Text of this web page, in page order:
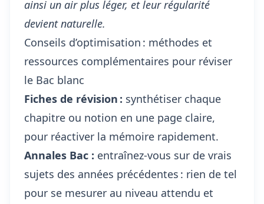
ainsi un air plus léger, et leur régularité
devient naturelle.
Conseils d’optimisation : méthodes et
ressources complémentaires pour réviser
le Bac blanc
Fiches de révision : synthétiser chaque
chapitre ou notion en une page claire,
pour réactiver la mémoire rapidement.
Annales Bac : entraînez-vous sur de vrais
sujets des années précédentes : rien de tel
pour se mesurer au niveau attendu et